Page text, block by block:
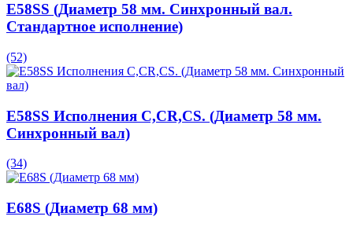
E58SS (Диаметр 58 мм. Синхронный вал.
Стандартное исполнение)
(52)
E58SS Исполнения C,CR,CS. (Диаметр 58 мм.
Синхронный вал)
(34)
E68S (Диаметр 68 мм)